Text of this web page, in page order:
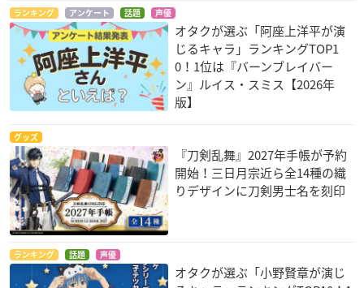
ランキング アンケート 話題 声優
オタクが選ぶ「阿座上洋平が演
じるキャラ」ランキングTOP1
0！1位は『バーンブレイバー
ン』ルイス・スミス【2026年
版】
グッズ
『刀剣乱舞』2027年手帳が予約
開始！三日月宗近ら全14種の織
りデザインに刀剣男士名を刻印
ランキング 話題 声優
オタクが選ぶ「小野賢章が演じ